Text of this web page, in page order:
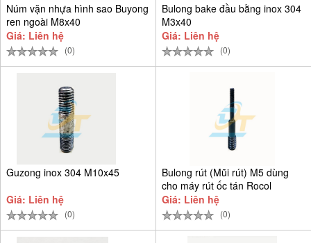
Núm vặn nhựa hình sao Buyong
ren ngoài M8x40
Giá: Liên hệ
(0)
Bulong bake đầu bằng inox 304
M3x40
Giá: Liên hệ
(0)
Guzong inox 304 M10x45
Giá: Liên hệ
(0)
Bulong rút (Mũi rút) M5 dùng
cho máy rút ốc tán Rocol
Giá: Liên hệ
(0)